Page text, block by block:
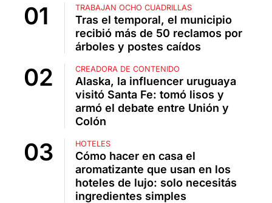
TRABAJAN OCHO CUADRILLAS
Tras el temporal, el municipio
recibió más de 50 reclamos por
árboles y postes caídos
CREADORA DE CONTENIDO
Alaska, la influencer uruguaya
visitó Santa Fe: tomó lisos y
armó el debate entre Unión y
Colón
HOTELES
Cómo hacer en casa el
aromatizante que usan en los
hoteles de lujo: solo necesitás
ingredientes simples